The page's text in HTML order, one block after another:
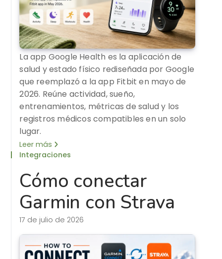
La app Google Health es la aplicación de
salud y estado físico rediseñada por Google
que reemplazó a la app Fitbit en mayo de
2026. Reúne actividad, sueño,
entrenamientos, métricas de salud y los
registros médicos compatibles en un solo
lugar.
Leer más
Integraciones
Cómo conectar
Garmin con Strava
17 de julio de 2026